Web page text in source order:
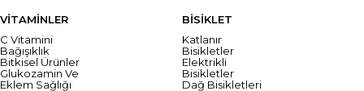
VİTAMİNLER
C Vitamini
Bağışıklık
Bitkisel Ürünler
Glukozamin Ve
Eklem Sağlığı
BİSİKLET
Katlanır
Bisikletler
Elektrikli
Bisikletler
Dağ Bisikletleri